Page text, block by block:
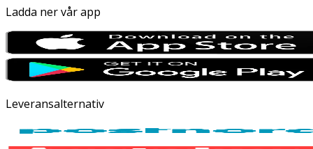
Ladda ner vår app
Leveransalternativ